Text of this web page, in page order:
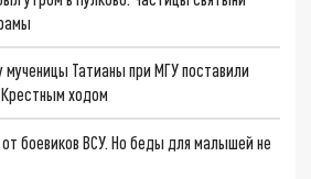
мученицы Татианы при МГУ поставили
ходом
боевиков ВСУ. Но беды для малышей не